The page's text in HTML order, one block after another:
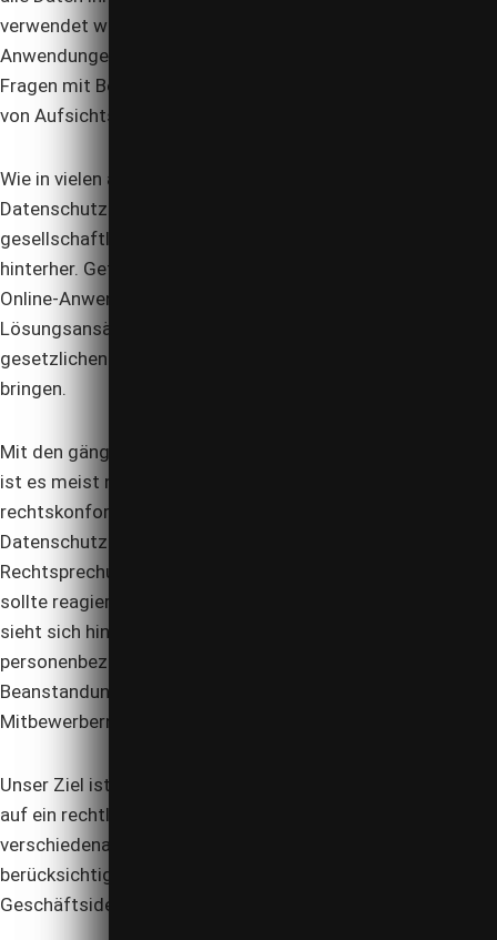
verwendet werden? Insbesondere bei innovativen Online-
Anwendungen für Verbraucher stellen sich häufig viele
Fragen mit Bezug zum Datenschutz. Auch die Sensibilität
von Aufsichtsbehörden, Medien und Unternehmen steigt.
Wie in vielen anderen Bereichen hinkt auch beim
Datenschutz die Entwicklung der Gesetze dem
gesellschaftlichen und technischen Fortschritt weit
hinterher. Gefragt sind deshalb gerade bei innovativen
Online-Anwendungen und Internet-Plattformen praktikable
Lösungsansätze, die neue Geschäftsideen mit den
gesetzlichen Vorgaben möglichst optimal in Einklang
bringen.
Mit den gängigen, formularhaften Datenschutzerklärungen
ist es meist nicht getan. Die Anforderungen an die
rechtskonforme Datenverwendung und die dazugehörigen
Datenschutzerklärungen entwickeln sich aufgrund der
Rechtsprechung fortlaufend weiter und entsprechend
sollte reagiert werden. Wer hier nicht Schritt halten kann,
sieht sich hinsichtlich des Umgangs mit den
personenbezogenen Daten von Kunden immer häufiger
Beanstandungen von Aufsichtsbehörden, Verbänden oder
Mitbewerbern ausgesetzt.
Unser Ziel ist es, die Geschäftsmodelle unserer Mandanten
auf ein rechtliches Fundament zu stellen, das die
verschiedenartigen Anforderungen des Datenschutzes
berücksichtigt und zugleich die optimale Umsetzung der
Geschäftsidee sicherstellt.